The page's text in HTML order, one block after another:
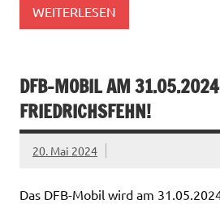
WEITERLESEN
DFB-MOBIL AM
FRIEDRICHSFEHN!
20. Mai 2024
Das DFB-Mobil wird am